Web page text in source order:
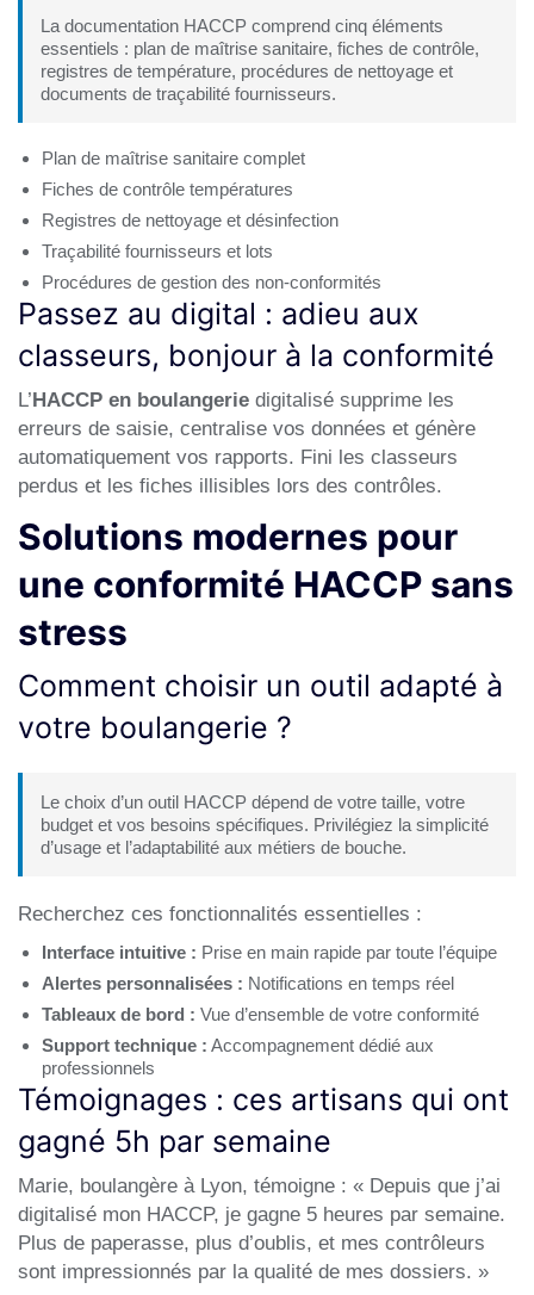
La documentation HACCP comprend cinq éléments
essentiels : plan de maîtrise sanitaire, fiches de contrôle,
registres de température, procédures de nettoyage et
documents de traçabilité fournisseurs.
Plan de maîtrise sanitaire complet
Fiches de contrôle températures
Registres de nettoyage et désinfection
Traçabilité fournisseurs et lots
Procédures de gestion des non-conformités
Passez au digital : adieu aux
classeurs, bonjour à la conformité
L’HACCP en boulangerie digitalisé supprime les
erreurs de saisie, centralise vos données et génère
automatiquement vos rapports. Fini les classeurs
perdus et les fiches illisibles lors des contrôles.
Solutions modernes pour
une conformité HACCP sans
stress
Comment choisir un outil adapté à
votre boulangerie ?
Le choix d’un outil HACCP dépend de votre taille, votre
budget et vos besoins spécifiques. Privilégiez la simplicité
d’usage et l’adaptabilité aux métiers de bouche.
Recherchez ces fonctionnalités essentielles :
Interface intuitive : Prise en main rapide par toute l’équipe
Alertes personnalisées : Notifications en temps réel
Tableaux de bord : Vue d’ensemble de votre conformité
Support technique : Accompagnement dédié aux
professionnels
Témoignages : ces artisans qui ont
gagné 5h par semaine
Marie, boulangère à Lyon, témoigne : « Depuis que j’ai
digitalisé mon HACCP, je gagne 5 heures par semaine.
Plus de paperasse, plus d’oublis, et mes contrôleurs
sont impressionnés par la qualité de mes dossiers. »